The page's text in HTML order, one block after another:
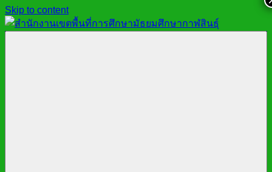
Skip to content